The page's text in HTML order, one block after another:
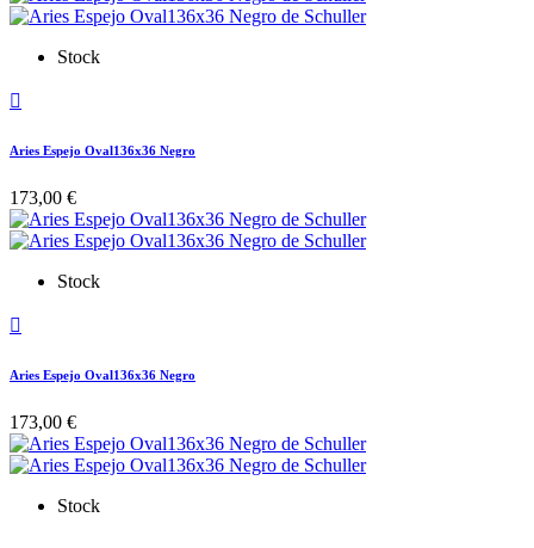
Stock

Aries Espejo Oval136x36 Negro
173,00 €
Stock

Aries Espejo Oval136x36 Negro
173,00 €
Stock